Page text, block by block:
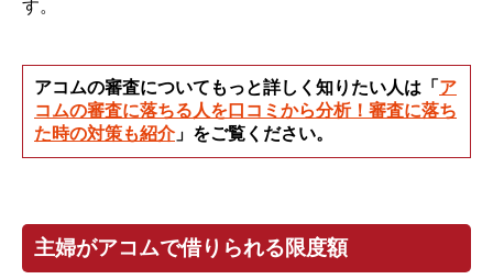
す。
アコムの審査についてもっと詳しく知りたい人は「 ア
コムの審査に落ちる人を口コミから分析！審査に落ち
た時の対策も紹介」をご覧ください。
主婦がアコムで借りられる限度額